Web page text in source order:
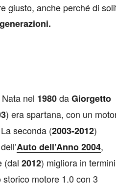
giusto, anche perché di
nel 1980daGiorgetto
) era spartana, con un
seconda (2003-2012)
Auto dell’Anno 2004,
(dal 2012) migliora in termini
motore 1.0 con 3